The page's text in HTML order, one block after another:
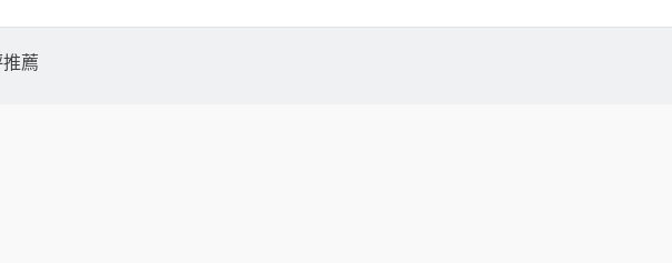
薦